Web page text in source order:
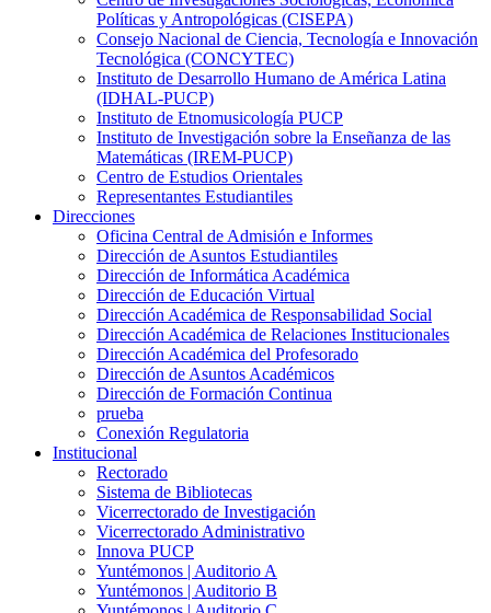
Políticas y Antropológicas (CISEPA)
Consejo Nacional de Ciencia, Tecnología e Innovación
Tecnológica (CONCYTEC)
Instituto de Desarrollo Humano de América Latina
(IDHAL-PUCP)
Instituto de Etnomusicología PUCP
Instituto de Investigación sobre la Enseñanza de las
Matemáticas (IREM-PUCP)
Centro de Estudios Orientales
Representantes Estudiantiles
Direcciones
Oficina Central de Admisión e Informes
Dirección de Asuntos Estudiantiles
Dirección de Informática Académica
Dirección de Educación Virtual
Dirección Académica de Responsabilidad Social
Dirección Académica de Relaciones Institucionales
Dirección Académica del Profesorado
Dirección de Asuntos Académicos
Dirección de Formación Continua
prueba
Conexión Regulatoria
Institucional
Rectorado
Sistema de Bibliotecas
Vicerrectorado de Investigación
Vicerrectorado Administrativo
Innova PUCP
Yuntémonos | Auditorio A
Yuntémonos | Auditorio B